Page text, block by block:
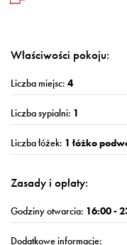
Właściwości pokoju:
Liczba miejsc: 4
Liczba sypialni: 1
Liczba łóżek: 1 łóżko
Zasady i opłaty:
Godziny otwarcia: 16:00 -
Dodatkowe informacje: